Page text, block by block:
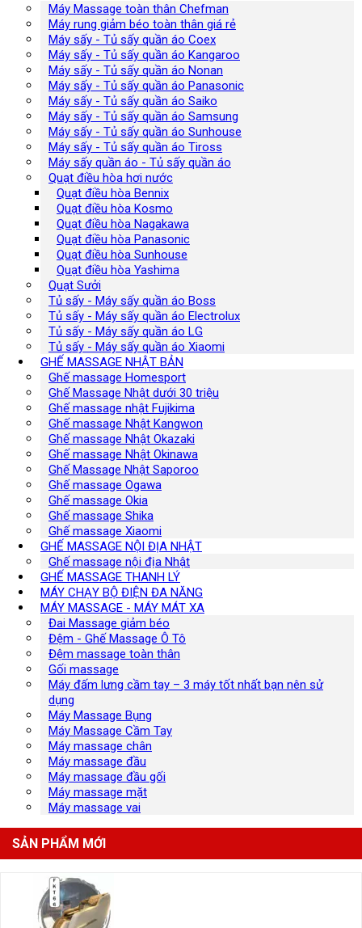
Máy Massage toàn thân Chefman
Máy rung giảm béo toàn thân giá rẻ
Máy sấy - Tủ sấy quần áo Coex
Máy sấy - Tủ sấy quần áo Kangaroo
Máy sấy - Tủ sấy quần áo Nonan
Máy sấy - Tủ sấy quần áo Panasonic
Máy sấy - Tủ sấy quần áo Saiko
Máy sấy - Tủ sấy quần áo Samsung
Máy sấy - Tủ sấy quần áo Sunhouse
Máy sấy - Tủ sấy quần áo Tiross
Máy sấy quần áo - Tủ sấy quần áo
Quạt điều hòa hơi nước
Quạt điều hòa Bennix
Quạt điều hòa Kosmo
Quạt điều hòa Nagakawa
Quạt điều hòa Panasonic
Quạt điều hòa Sunhouse
Quạt điều hòa Yashima
Quạt Sưởi
Tủ sấy - Máy sấy quần áo Boss
Tủ sấy - Máy sấy quần áo Electrolux
Tủ sấy - Máy sấy quần áo LG
Tủ sấy - Máy sấy quần áo Xiaomi
GHẾ MASSAGE NHẬT BẢN
Ghế massage Homesport
Ghế Massage Nhật dưới 30 triệu
Ghế massage nhật Fujikima
Ghế massage Nhật Kangwon
Ghế massage Nhật Okazaki
Ghế massage Nhật Okinawa
Ghế Massage Nhật Saporoo
Ghế massage Ogawa
Ghế massage Okia
Ghế massage Shika
Ghế massage Xiaomi
GHẾ MASSAGE NỘI ĐỊA NHẬT
Ghế massage nội địa Nhật
GHẾ MASSAGE THANH LÝ
MÁY CHẠY BỘ ĐIỆN ĐA NĂNG
MÁY MASSAGE - MÁY MÁT XA
Đai Massage giảm béo
Đệm - Ghế Massage Ô Tô
Đệm massage toàn thân
Gối massage
Máy đấm lưng cầm tay – 3 máy tốt nhất bạn nên sử
dụng
Máy Massage Bụng
Máy Massage Cầm Tay
Máy massage chân
Máy massage đầu
Máy massage đầu gối
Máy massage mặt
Máy massage vai
SẢN PHẨM MỚI